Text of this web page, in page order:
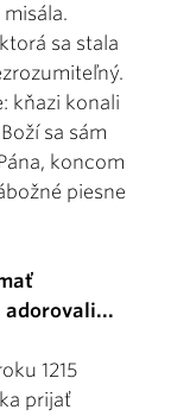
sa stala
kňazi konali
sa sám
koncom
piesne
adorovali...
1215
prijať